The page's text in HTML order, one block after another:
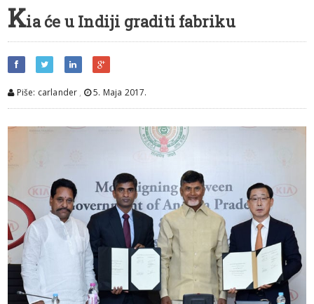
Kia će u Indiji graditi fabriku
Piše: carlander , 5. Maja 2017.